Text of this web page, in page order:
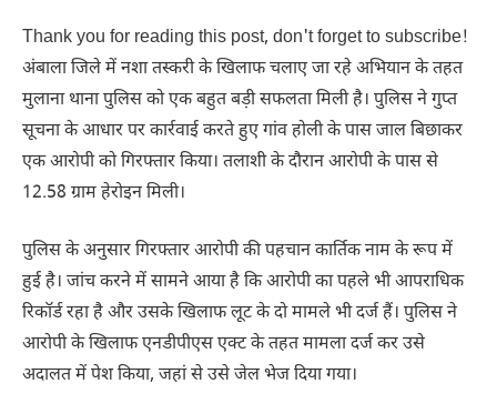
Thank you for reading this post, don't forget to subscribe!
अंबाला जिले में नशा तस्करी के खिलाफ चलाए जा रहे अभियान के तहत
मुलाना थाना पुलिस को एक बहुत बड़ी सफलता मिली है। पुलिस ने गुप्त
सूचना के आधार पर कार्रवाई करते हुए गांव होली के पास जाल बिछाकर
एक आरोपी को गिरफ्तार किया। तलाशी के दौरान आरोपी के पास से
12.58 ग्राम हेरोइन मिली।
पुलिस के अनुसार गिरफ्तार आरोपी की पहचान कार्तिक नाम के रूप में
हुई है। जांच करने में सामने आया है कि आरोपी का पहले भी आपराधिक
रिकॉर्ड रहा है और उसके खिलाफ लूट के दो मामले भी दर्ज हैं। पुलिस ने
आरोपी के खिलाफ एनडीपीएस एक्ट के तहत मामला दर्ज कर उसे
अदालत में पेश किया, जहां से उसे जेल भेज दिया गया।